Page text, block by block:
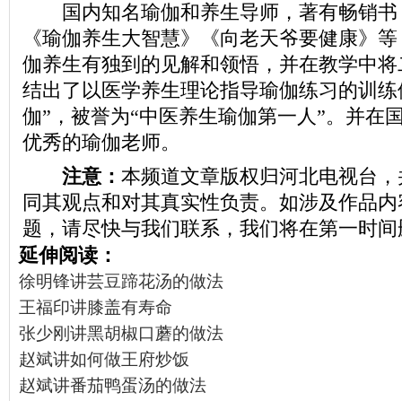
国内知名瑜伽和养生导师，著有畅销书
《瑜伽养生大智慧》《向老天爷要健康》
伽养生有独到的见解和领悟，并在教学中
结出了以医学养生理论指导瑜伽练习的训
伽”，被誉为“中医养生瑜伽第一人”。并在
优秀的瑜伽老师。
注意： 本频道文章版权归河北电视台
同其观点和对其真实性负责。如涉及作品
题，请尽快与我们联系，我们将在第一时
延伸阅读：
徐明锋讲芸豆蹄花汤的做法
王福印讲膝盖有寿命
张少刚讲黑胡椒口蘑的做法
赵斌讲如何做王府炒饭
赵斌讲番茄鸭蛋汤的做法